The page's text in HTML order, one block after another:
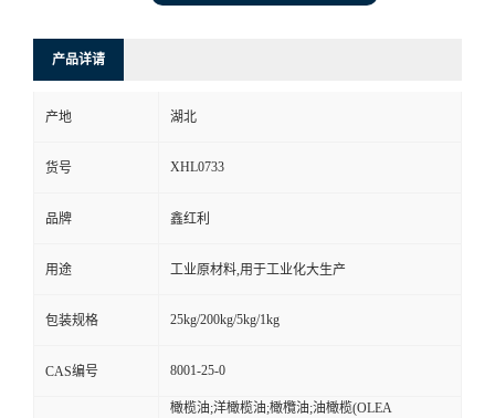
产品详请
产地 湖北
货号 XHL0733
品牌 鑫红利
用途 工业原材料,用于工业化大生产
包装规格 25kg/200kg/5kg/1kg
CAS编号 8001-25-0
橄榄油;洋橄榄油;橄欖油;油橄榄(OLEA